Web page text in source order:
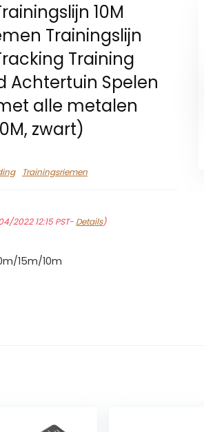
10M
Trainingslijn
Training
Achtertuin Spelen
alle metalen
zwart)
Trainingsriemen
2022 12:15 PST- Details)
15m/10m